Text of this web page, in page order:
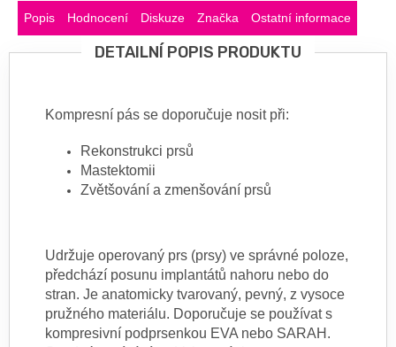
Popis Hodnocení Diskuze Značka Ostatní informace
DETAILNÍ POPIS PRODUKTU
Kompresní pás se doporučuje nosit při:
Rekonstrukci prsů
Mastektomii
Zvětšování a zmenšování prsů
Udržuje operovaný prs (prsy) ve správné poloze,
předchází posunu implantátů nahoru nebo do
stran. Je anatomicky tvarovaný, pevný, z vysoce
pružného materiálu. Doporučuje se používat s
kompresivní podprsenkou EVA nebo SARAH.